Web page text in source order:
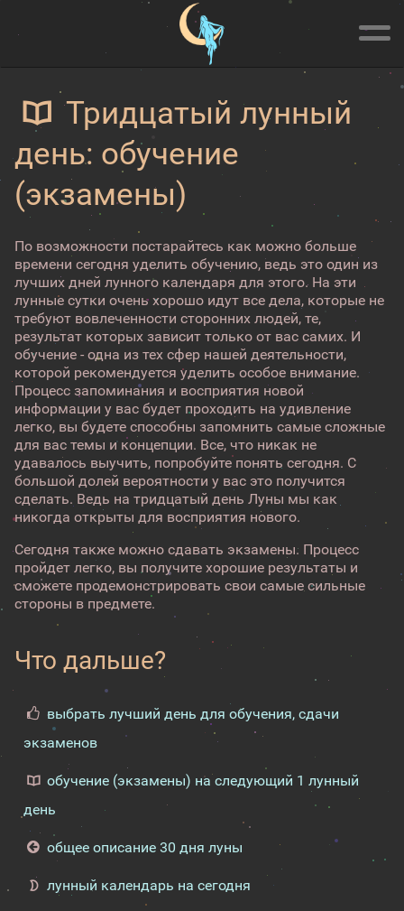
Тридцатый лунный
день: обучение
(экзамены)
По возможности постарайтесь как можно больше
времени сегодня уделить обучению, ведь это один из
лучших дней лунного календаря для этого. На эти
лунные сутки очень хорошо идут все дела, которые не
требуют вовлеченности сторонних людей, те,
результат которых зависит только от вас самих. И
обучение - одна из тех сфер нашей деятельности,
которой рекомендуется уделить особое внимание.
Процесс запоминания и восприятия новой
информации у вас будет проходить на удивление
легко, вы будете способны запомнить самые сложные
для вас темы и концепции. Все, что никак не
удавалось выучить, попробуйте понять сегодня. С
большой долей вероятности у вас это получится
сделать. Ведь на тридцатый день Луны мы как
никогда открыты для восприятия нового.
Сегодня также можно сдавать экзамены. Процесс
пройдет легко, вы получите хорошие результаты и
сможете продемонстрировать свои самые сильные
стороны в предмете.
Что дальше?
выбрать лучший день для обучения, сдачи
экзаменов
обучение (экзамены) на следующий 1 лунный
день
общее описание 30 дня луны
лунный календарь на сегодня